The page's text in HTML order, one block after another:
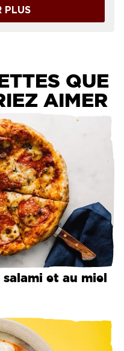
PLUS
QUE
AIMER
et au miel